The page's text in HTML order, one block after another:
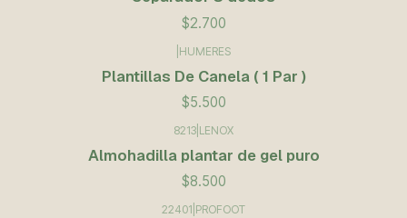
$2.700
HUMERES
Plantillas De Canela ( 1 Par )
$5.500
8213 LENOX
Almohadilla plantar de gel puro
$8.500
22401 PROFOOT